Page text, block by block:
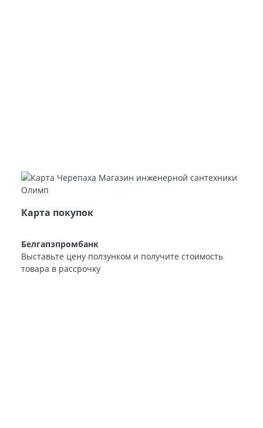
Карта покупок
Белгапзпромбанк
Выставьте цену ползунком и получите стоимость
товара в рассрочку